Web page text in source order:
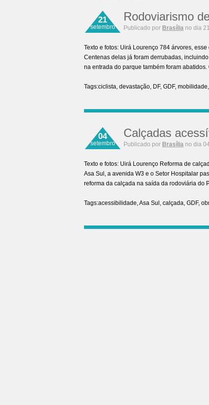
21
setembro
Rodoviarismo
Publicado por Brasília no dia
Texto e fotos: Uirá Lourenço 784 árvores,
Centenas delas já foram derrubadas,
na entrada do parque também foram
Tags:ciclista, devastação, DF, GDF, mobilidade,
04
setembro
Calçadas
Publicado por Brasília no dia
Texto e fotos: Uirá Lourenço Reforma de
Asa Sul, a avenida W3 e o Setor Hospitalar
reforma da calçada na saída da rodoviária
Tags:acessibilidade,Asa Sul , calçada, GDF,